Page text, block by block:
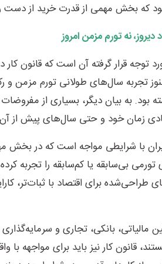
که بخش مهمی از قدرت خرید از دست
دیروز، نه تورم مزمن امروز
توجه قرار گرفته آن است که قانون
تجربه سال‌های طولانی تورم مزمن
بود. به بیان دیگر، بسیاری از
زمان خود و حتی سال‌های پیش از آن
ایران با شرایطی مواجه است که در
تورمی بی‌سابقه یا کم‌سابقه را تجربه
طراحی‌شده برای اقتصاد با ثبات‌تر،
مالیاتی، بانکی، تجاری و
قانون کار نیز باید برای مواجهه